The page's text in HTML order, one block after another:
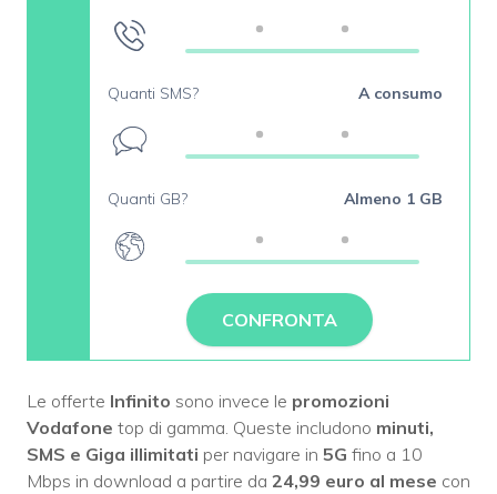
Quanti SMS? A consumo
Quanti GB? Almeno 1 GB
CONFRONTA
Le offerte Infinito sono invece le promozioni
Vodafone top di gamma. Queste includono minuti,
SMS e Giga illimitati per navigare in 5G fino a 10
Mbps in download a partire da 24,99 euro al mese con